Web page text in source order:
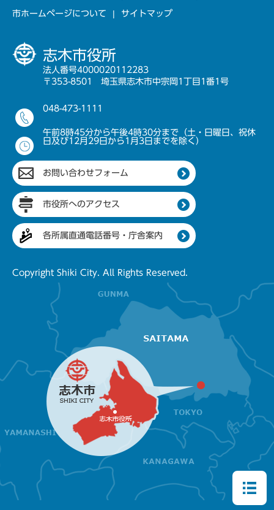
市ホームページについて サイトマップ
志木市役所
法人番号4000020112283
〒353-8501 埼玉県志木市中宗岡1丁目1番1号
048-473-1111
午前8時45分から午後4時30分まで（土・日曜日、祝休
日及び12月29日から1月3日までを除く）
お問い合わせフォーム
市役所へのアクセス
各所属直通電話番号・庁舎案内
Copyright Shiki City. All Rights Reserved.